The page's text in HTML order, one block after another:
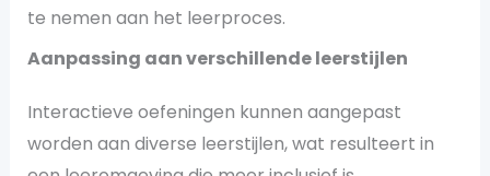
te nemen aan het leerproces.
Aanpassing aan verschillende leerstijlen
Interactieve oefeningen kunnen aangepast
worden aan diverse leerstijlen, wat resulteert in